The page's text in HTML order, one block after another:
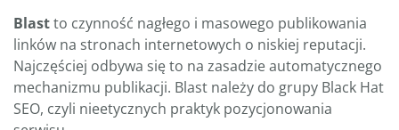
Blastto czynność nagłego i masowego publikowania
linków na stronach internetowych o niskiej reputacji.
Najczęściej odbywa się to na zasadzie automatycznego
mechanizmu publikacji. Blast należy do grupy Black Hat
SEO, czyli nieetycznych praktyk pozycjonowania